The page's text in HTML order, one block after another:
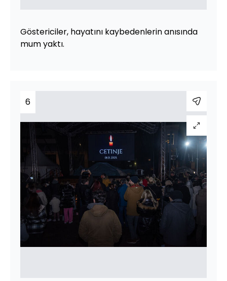
Göstericiler, hayatını kaybedenlerin anısında
mum yaktı.
6